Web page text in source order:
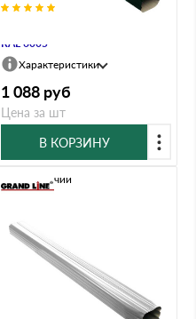
RAL 6005
Характеристики
1 088 руб
Цена за шт
В КОРЗИНУ
В наличии